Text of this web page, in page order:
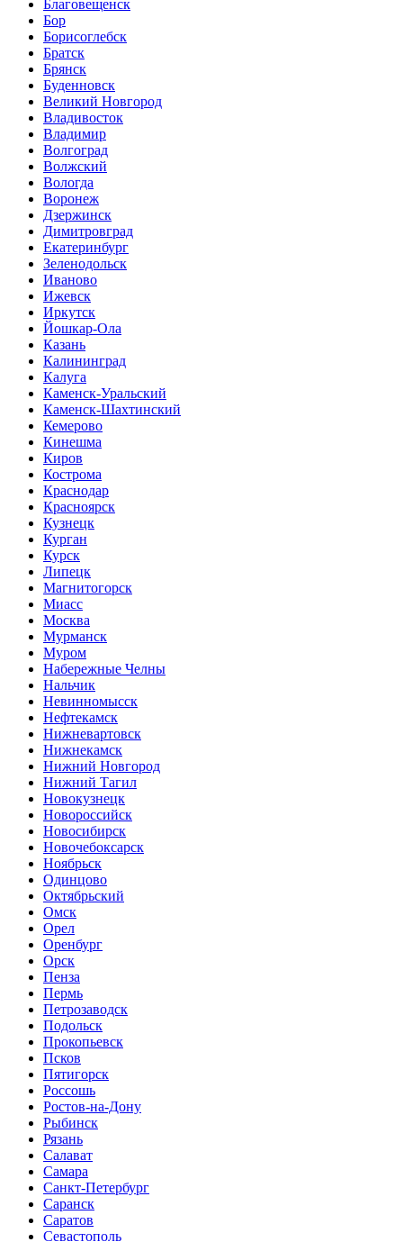
Благовещенск
Бор
Борисоглебск
Братск
Брянск
Буденновск
Великий Новгород
Владивосток
Владимир
Волгоград
Волжский
Вологда
Воронеж
Дзержинск
Димитровград
Екатеринбург
Зеленодольск
Иваново
Ижевск
Иркутск
Йошкар-Ола
Казань
Калининград
Калуга
Каменск-Уральский
Каменск-Шахтинский
Кемерово
Кинешма
Киров
Кострома
Краснодар
Красноярск
Кузнецк
Курган
Курск
Липецк
Магнитогорск
Миасс
Москва
Мурманск
Муром
Набережные Челны
Нальчик
Невинномысск
Нефтекамск
Нижневартовск
Нижнекамск
Нижний Новгород
Нижний Тагил
Новокузнецк
Новороссийск
Новосибирск
Новочебоксарск
Ноябрьск
Одинцово
Октябрьский
Омск
Орел
Оренбург
Орск
Пенза
Пермь
Петрозаводск
Подольск
Прокопьевск
Псков
Пятигорск
Россошь
Ростов-на-Дону
Рыбинск
Рязань
Салават
Самара
Санкт-Петербург
Саранск
Саратов
Севастополь